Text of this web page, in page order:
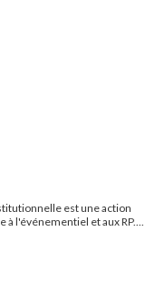
est une action
l'événementiel et aux RP....